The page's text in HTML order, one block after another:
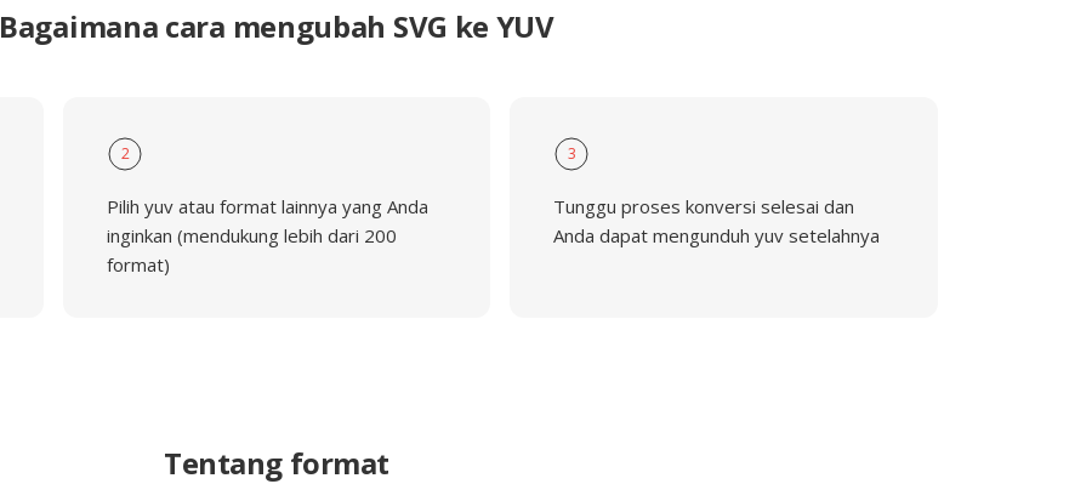
Bagaimana cara mengubah SVG ke YUV
2
Pilih yuv atau format lainnya yang Anda
inginkan (mendukung lebih dari 200
format)
3
Tunggu proses konversi selesai dan
Anda dapat mengunduh yuv setelahnya
Tentang format